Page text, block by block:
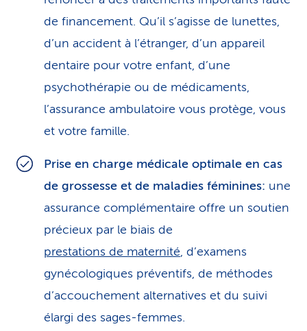
de financement. Qu’il s’agisse de lunettes,
d’un accident à l’étranger, d’un appareil
dentaire pour votre enfant, d’une
psychothérapie ou de médicaments,
l’assurance ambulatoire vous protège, vous
et votre famille.
Prise en charge médicale optimale en cas
de grossesse et de maladies féminines: une
assurance complémentaire offre un soutien
précieux par le biais de
prestations de maternité, d’examens
gynécologiques préventifs, de méthodes
d’accouchement alternatives et du suivi
élargi des sages-femmes.